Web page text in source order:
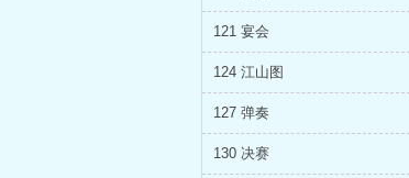
121 宴会
124 江山图
127 弹奏
130 决赛